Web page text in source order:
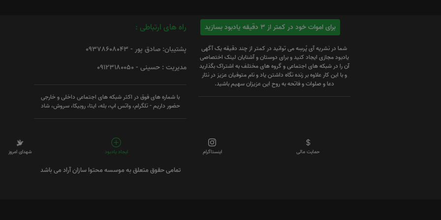
برای اموات خود در کمتر از 3 دقیقه یادبود بسازید
شما در نشریه آی پُرسِه می توانید در کمتر از چند دقیقه یک آگهی
یادبود مجازی ایجاد کنید و برای دوستان و آشنایان لینک اختصاصی
آن را در شبکه های اجتماعی و گروه های مختلف به اشتراک بگذارید
و با این کار علاوه بر زنده نگاه داشتن یاد و نام متوفیان عزیز در نثار
دعا و صلوات و فاتحه به روح این عزیزان سهیم باشید.
راه های ارتباطی :
پشتیبان: صادق پور - 09378608043
مدیریت : حسینی - 09123180050
با شماره های فوق در اکثر شبکه های اجتماعی داخلی و خارجی
حضور داریم - تلگرام، واتس اپ، بله، ایتا، روبیکا، سروش، شاد
حمایت مالی اینستاگرام ایجاد یادبود شهدای امروز
تمامی حقوق متعلق به موسسه محتوا سازان آراد می باشد